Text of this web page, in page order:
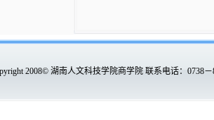
2008© 湖南人文科技学院商学院 联系电话：0738